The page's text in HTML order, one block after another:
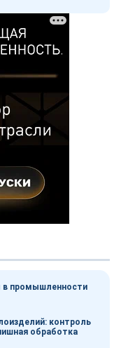
промышленности
контроль
обработка